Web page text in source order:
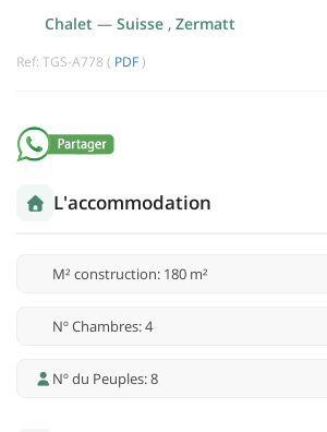
Chalet — Suisse , Zermatt
Ref: TGS-A778 ( PDF )
L'accommodation
M² construction: 180 m²
Nº Chambres: 4
Nº du Peuples: 8